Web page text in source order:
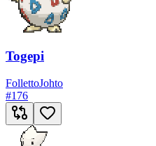
Togepi
FollettoJohto
#176